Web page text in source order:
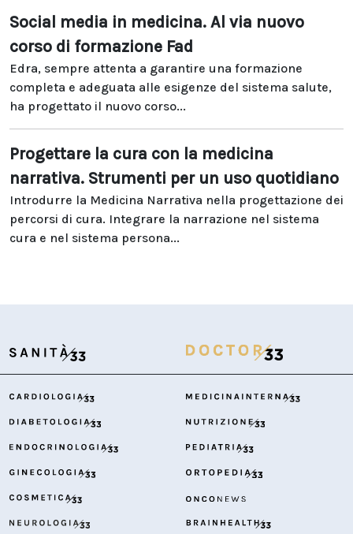
Social media in medicina. Al via nuovo
corso di formazione Fad
Edra, sempre attenta a garantire una formazione
completa e adeguata alle esigenze del sistema salute,
ha progettato il nuovo corso...
Progettare la cura con la medicina
narrativa. Strumenti per un uso quotidiano
Introdurre la Medicina Narrativa nella progettazione dei
percorsi di cura. Integrare la narrazione nel sistema
cura e nel sistema persona...